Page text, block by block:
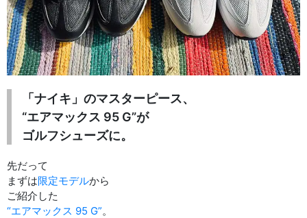
「ナイキ」のマスターピース、
“エアマックス 95 G”が
ゴルフシューズに。
先だって
まずは限定モデルから
ご紹介した
“エアマックス 95 G”。